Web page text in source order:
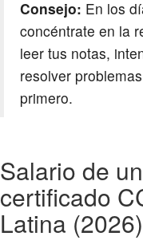
Consejo: En los
concéntrate en la
leer tus notas,
resolver
primero.
Salario de
certificado
Latina (2026)